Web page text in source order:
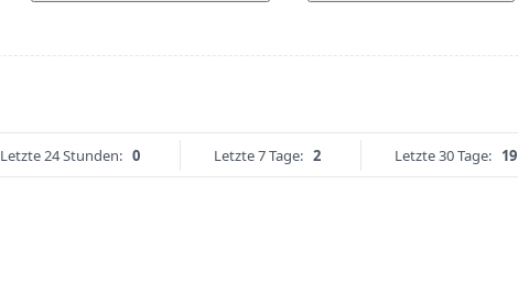
Letzte 24 Stunden: 0 Letzte 7 Tage: 2 Letzte 30 Tage: 19